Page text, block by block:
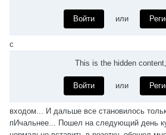
Войти или
с
This is the hidden
Войти или
входом... И дальше все становилось
пИчальнее... Пошел на следующий день